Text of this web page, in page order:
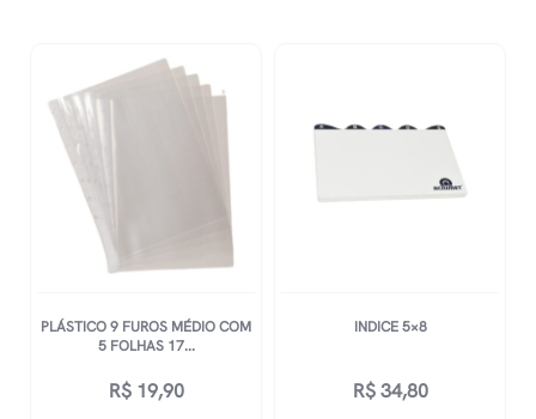
PLÁSTICO 9 FUROS MÉDIO COM
5 FOLHAS 17...
R$19,90
INDICE 5×8
R$34,80